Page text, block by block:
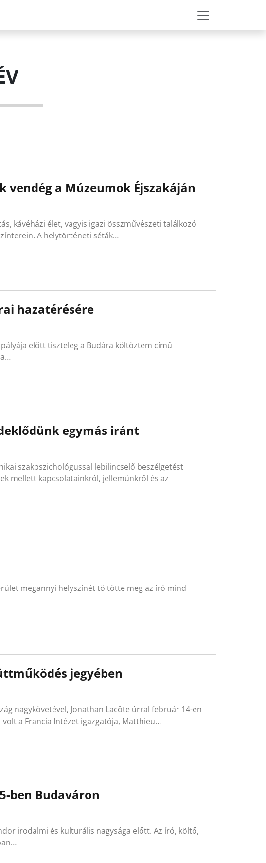
vendég a Múzeumok Éjszakáján
kávéházi élet, vagyis igazi összművészeti találkozó
A helytörténeti séták…
hazatérésére
előtt tiszteleg a Budára költöztem című
egymás iránt
szakpszichológussal lebilincselő beszélgetést
mellett kapcsolatainkról, jellemünkről és az
megannyi helyszínét töltötte meg az író mind
jegyében
nagykövetével, Jonathan Lacôte úrral február 14-én
a Francia Intézet igazgatója, Matthieu…
ben Budaváron
irodalmi és kulturális nagysága előtt. Az író, költő,